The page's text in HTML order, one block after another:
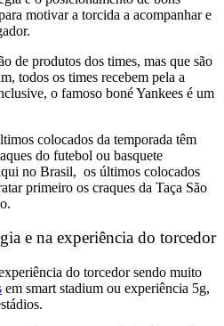
motivar a torcida a acompanhar e
de produtos dos times, mas que são
todos os times recebem pela a
o famoso boné Yankees é um
colocados da temporada têm
do futebol ou basquete
no Brasil, os últimos colocados
primeiro os craques da Taça São
e na experiência do torcedor
do torcedor sendo muito
em smart stadium ou experiência 5g,